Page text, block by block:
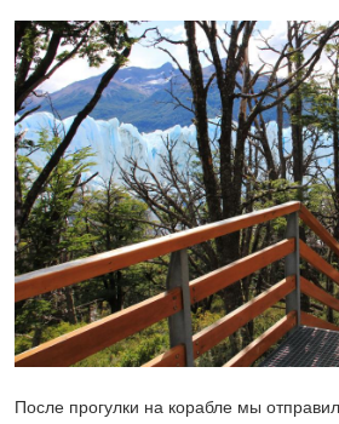
После прогулки на корабле мы